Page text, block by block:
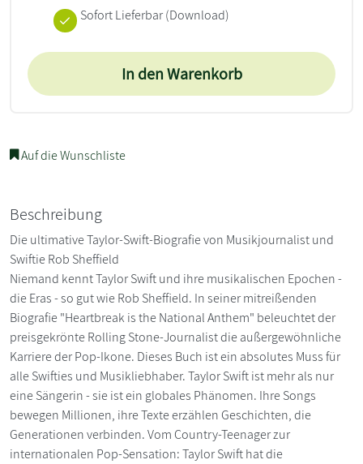
Sofort Lieferbar (Download)
In den Warenkorb
Auf die Wunschliste
Beschreibung
Die ultimative Taylor-Swift-Biografie von Musikjournalist und
Swiftie Rob Sheffield
Niemand kennt Taylor Swift und ihre musikalischen Epochen -
die Eras - so gut wie Rob Sheffield. In seiner mitreißenden
Biografie "Heartbreak is the National Anthem" beleuchtet der
preisgekrönte Rolling Stone-Journalist die außergewöhnliche
Karriere der Pop-Ikone. Dieses Buch ist ein absolutes Muss für
alle Swifties und Musikliebhaber. Taylor Swift ist mehr als nur
eine Sängerin - sie ist ein globales Phänomen. Ihre Songs
bewegen Millionen, ihre Texte erzählen Geschichten, die
Generationen verbinden. Vom Country-Teenager zur
internationalen Pop-Sensation: Taylor Swift hat die